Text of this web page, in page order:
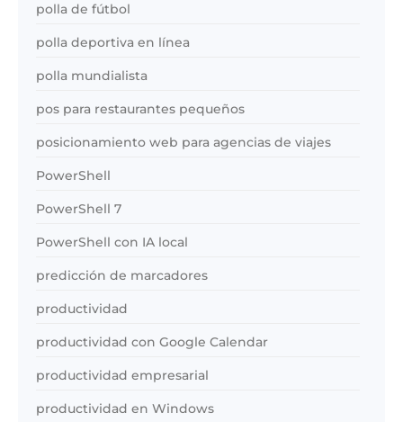
polla de fútbol
polla deportiva en línea
polla mundialista
pos para restaurantes pequeños
posicionamiento web para agencias de viajes
PowerShell
PowerShell 7
PowerShell con IA local
predicción de marcadores
productividad
productividad con Google Calendar
productividad empresarial
productividad en Windows